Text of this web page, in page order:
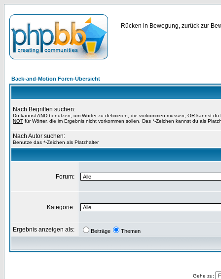
Rücken in Bewegung, zurück zur
Back-and-Motion Foren-Übersicht
Nach Begriffen suchen:
Du kannstAND benutzen, um Wörter zu definieren, die vorkommen müssen; OR kannst du
NOT für Wörter, die im Ergebnis nicht vorkommen sollen. Das *-Zeichen kannst du als
Nach Autor suchen:
Benutze das *-Zeichen als Platzhalter
Forum:
Kategorie:
Ergebnis anzeigen als: Beiträge Themen
Gehe zu: